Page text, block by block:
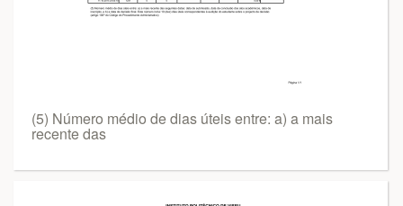
(5) Número médio de dias úteis entre: a) a mais
recente das